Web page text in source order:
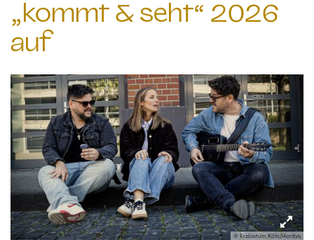
„kommt & seht“ 2026
auf
© Erzbistum Köln/Hordys